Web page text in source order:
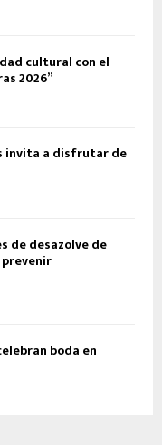
cultural con el
2026”
invita a disfrutar de
de desazolve de
boda en